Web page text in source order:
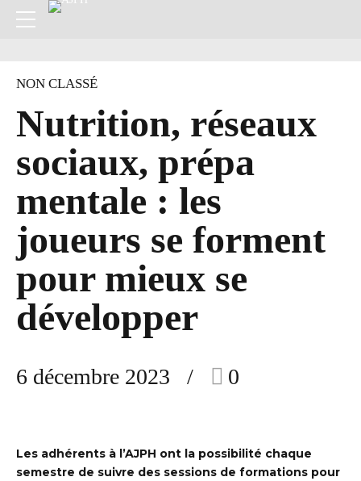
NON CLASSÉ
Nutrition, réseaux
sociaux, prépa
mentale : les
joueurs se forment
pour mieux se
développer
6 décembre 2023 0
Les adhérents à l’AJPH ont la possibilité chaque
semestre de suivre des sessions de formations pour